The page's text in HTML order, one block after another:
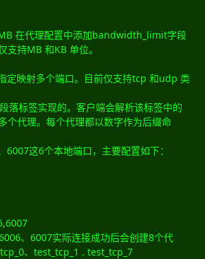
在代理配置中添加bandwidth_limit字段
支持MB 和KB 单位。
定映射多个端口。目前仅支持tcp 和udp 类
落标签实现的。客户端会解析该标签中的
个代理。每个代理都以数字作为后缀命
这6个本地端口，主要配置如下：
、6007实际连接成功后会创建8个代
、test_tcp_1 . test_tcp_7